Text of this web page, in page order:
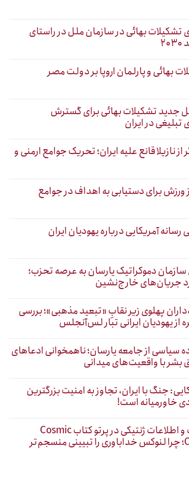
بهائی در سازمان ملل در راستای
بهائی و پارلمان اروپا بر دولت مصر
جدید تشکیلات بهائی برای گسترش
در ایران
از نازیلا قانع علیه ایران؛ تحریک جوامع ارمنی و
ورزش برای دستیابی به اهداف در جوامع
آمریکایی درباره یهودیان ایران
دموکراتیک یارسان به عرصه تحزب؛
جریان‌های خارج‌نشین
پهلوی زیر نقابِ «تبعید مذهبی»؛ بررسی
از یهودیان ایرانی تبار لس‌آنجلس
سیاسی از جامعه یارسان؛ ناهمخوانی ادعاهای
بشر با واقعیت‌های میدانی
جنگ با ایران، تجاوز به امنیت بزرگترین
خاورمیانه است!
منشأ حیات و اطلاعات ژنتیکی در پرتو کتاب Cosmic
Chemistry؛ چرا لنوکس خداباوری را تبیینی منسجم‌تر